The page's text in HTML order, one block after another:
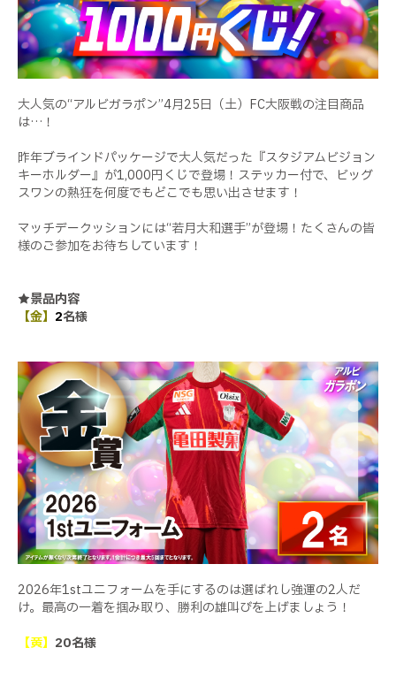
大人気の“アルビガラポン”4月25日（土）FC大阪戦の注目商品
は…！
昨年ブラインドパッケージで大人気だった『スタジアムビジョン
キーホルダー』が1,000円くじで登場！ステッカー付で、ビッグ
スワンの熱狂を何度でもどこでも思い出させます！
マッチデークッションには“若月大和選手”が登場！たくさんの皆
様のご参加をお待ちしています！
★景品内容
【金】 2名様
2026年1stユニフォームを手にするのは選ばれし強運の2人だ
け。最高の一着を掴み取り、勝利の雄叫びを上げましょう！
【黄】 20名様